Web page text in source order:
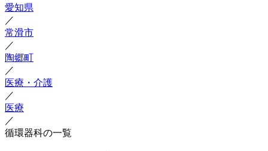
愛知県
／
常滑市
／
陶郷町
／
医療・介護
／
医療
／
循環器科の一覧